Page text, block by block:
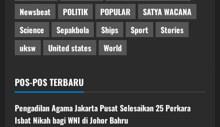
Newsbeat
POLITIK POPULAR
SATYA WACANA
Science
Sepakbola Ships Sport
Stories
uksw
United states World
POS-POS TERBARU
Pengadilan Agama Jakarta Pusat Selesaikan 25 Perkara
Isbat Nikah bagi WNI di Johor Bahru